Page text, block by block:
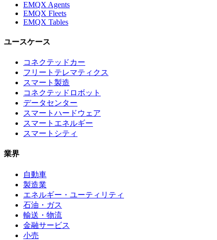
EMQX Agents
EMQX Fleets
EMQX Tables
ユースケース
コネクテッドカー
フリートテレマティクス
スマート製造
コネクテッドロボット
データセンター
スマートハードウェア
スマートエネルギー
スマートシティ
業界
自動車
製造業
エネルギー・ユーティリティ
石油・ガス
輸送・物流
金融サービス
小売